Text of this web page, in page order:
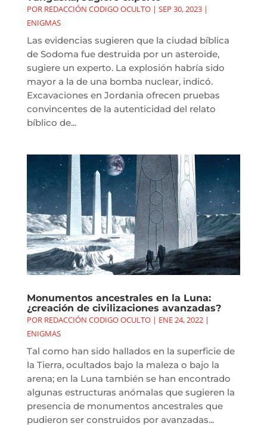
POR REDACCIÓN CODIGO OCULTO| SEP 30, 2023|
ENIGMAS
Las evidencias sugieren que la ciudad bíblica
de Sodoma fue destruida por un asteroide,
sugiere un experto. La explosión habría sido
mayor a la de una bomba nuclear, indicó.
Excavaciones en Jordania ofrecen pruebas
convincentes de la autenticidad del relato
bíblico de...
Monumentos ancestrales en la Luna:
¿creación de civilizaciones avanzadas?
POR REDACCIÓN CODIGO OCULTO| ENE 24, 2022|
ENIGMAS
Tal como han sido hallados en la superficie de
la Tierra, ocultados bajo la maleza o bajo la
arena; en la Luna también se han encontrado
algunas estructuras anómalas que sugieren la
presencia de monumentos ancestrales que
pudieron ser construidos por avanzadas...